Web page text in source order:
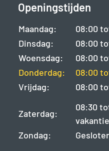
Openingstijden
Maandag:
08:00
Dinsdag:
08:00
Woensdag:
08:00
Donderdag:
08:00
Vrijdag:
08:00
Zaterdag:
08:30
Zondag: